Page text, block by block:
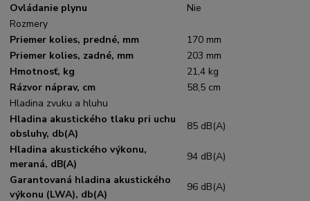
Ovládanie plynu
Nie
Rozmery
Priemer kolies, predné, mm
170 mm
Priemer kolies, zadné, mm
203 mm
Hmotnosť, kg
21,4 kg
Rázvor náprav, cm
58,5 cm
Hladina zvuku a hluhu
Hladina akustického tlaku pri uchu
obsluhy, db(A)
85 dB(A)
Hladina akustického výkonu,
meraná, dB(A)
94 dB(A)
Garantovaná hladina akustického
výkonu (LWA), db(A)
96 dB(A)